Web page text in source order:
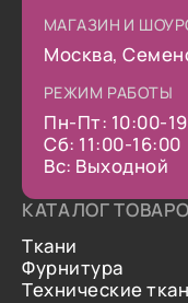
МАГАЗИН И
Москва,
РЕЖИМ РАБОТЫ
Пн-Пт: 10:00-
Сб: 11:00-16:00
Вс: Выходной
КАТАЛОГ
Ткани
Фурнитура
Технические